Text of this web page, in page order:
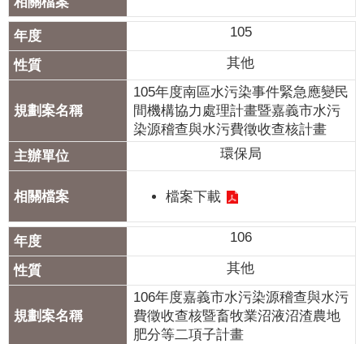
覽
回
首
頁
English
資
安
全
政
策
私
105
其他
105年度南區水污染事件緊急應變民
間機構協力處理計畫暨嘉義市水污
染源稽查與水污費徵收查核計畫
環保局
檔案下載
106
其他
106年度嘉義市水污染源稽查與水污
費徵收查核暨畜牧業沼液沼渣農地
肥分等二項子計畫